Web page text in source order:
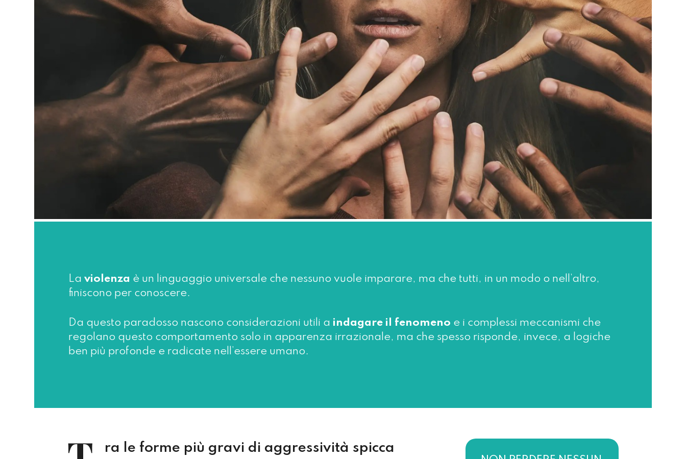
Laviolenza è un linguaggio universale che nessuno vuole imparare, ma che tutti, in un modo o nell’altro,
finiscono per conoscere.
Da questo paradosso nascono considerazioni utili a indagare il fenomeno e i complessi meccanismi che
regolano questo comportamento solo in apparenza irrazionale, ma che spesso risponde, invece, a logiche
ben più profonde e radicate nell’essere umano.
ra le forme più gravi di aggressività spicca